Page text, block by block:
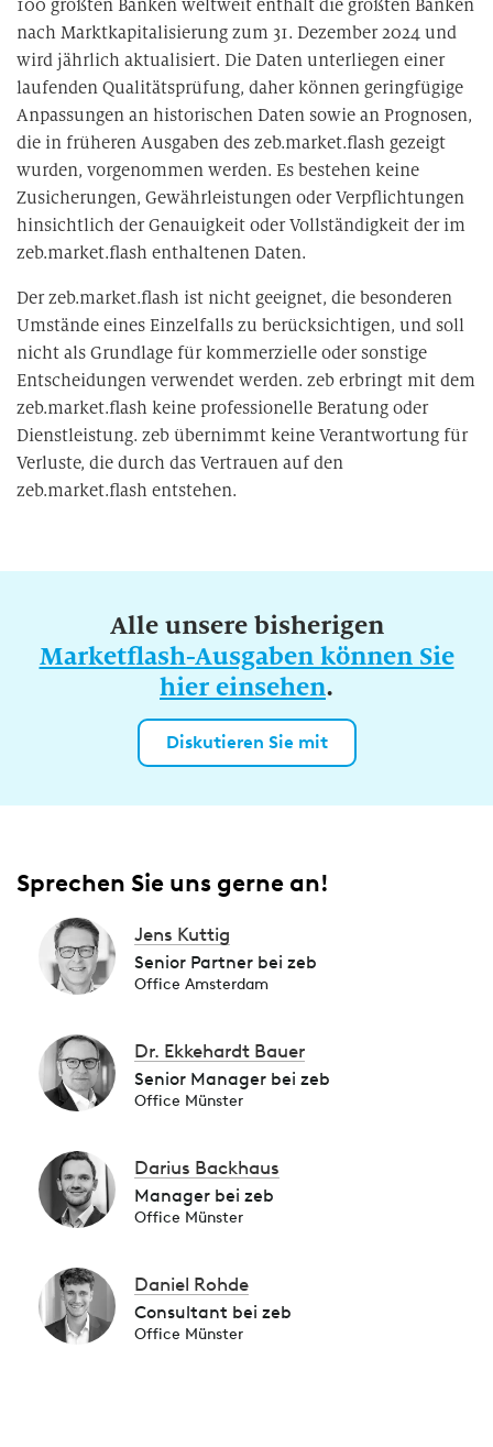
100 größten Banken weltweit enthält die größten Banken
nach Marktkapitalisierung zum 31. Dezember 2024 und
wird jährlich aktualisiert. Die Daten unterliegen einer
laufenden Qualitätsprüfung, daher können geringfügige
Anpassungen an historischen Daten sowie an Prognosen,
die in früheren Ausgaben des zeb.market.flash gezeigt
wurden, vorgenommen werden. Es bestehen keine
Zusicherungen, Gewährleistungen oder Verpflichtungen
hinsichtlich der Genauigkeit oder Vollständigkeit der im
zeb.market.flash enthaltenen Daten.
Der zeb.market.flash ist nicht geeignet, die besonderen
Umstände eines Einzelfalls zu berücksichtigen, und soll
nicht als Grundlage für kommerzielle oder sonstige
Entscheidungen verwendet werden. zeb erbringt mit dem
zeb.market.flash keine professionelle Beratung oder
Dienstleistung. zeb übernimmt keine Verantwortung für
Verluste, die durch das Vertrauen auf den
zeb.market.flash entstehen.
Alle unsere bisherigen
Marketflash-Ausgaben können Sie
hier einsehen.
Diskutieren Sie mit
Sprechen Sie uns gerne an!
Jens Kuttig
Senior Partner bei zeb
Office Amsterdam
Dr. Ekkehardt Bauer
Senior Manager bei zeb
Office Münster
Darius Backhaus
Manager bei zeb
Office Münster
Daniel Rohde
Consultant bei zeb
Office Münster